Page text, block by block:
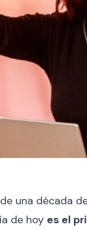
una década
de hoy es el